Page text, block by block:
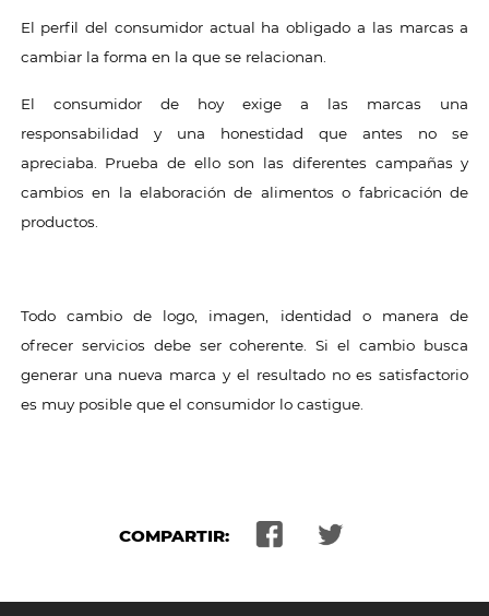
El perfil del consumidor actual ha obligado a las marcas a
cambiar la forma en la que se relacionan.
El consumidor de hoy exige a las marcas una
responsabilidad y una honestidad que antes no se
apreciaba. Prueba de ello son las diferentes campañas y
cambios en la elaboración de alimentos o fabricación de
productos.
Todo cambio de logo, imagen, identidad o manera de
ofrecer servicios debe ser coherente. Si el cambio busca
generar una nueva marca y el resultado no es satisfactorio
es muy posible que el consumidor lo castigue.
COMPARTIR: